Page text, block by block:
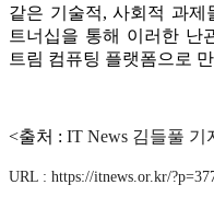
같은 기술적, 사회적 과
트너십을 통해 이러한 난
트림 컴퓨팅 플랫폼으로
<출처 : IT News 김들풀 기
URL : https://itnews.or.kr/